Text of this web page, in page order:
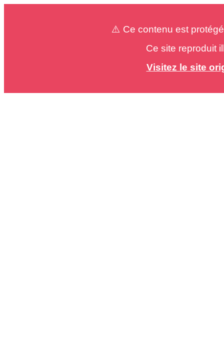
⚠️ Ce contenu est
Ce site reproduit
Visitez le site